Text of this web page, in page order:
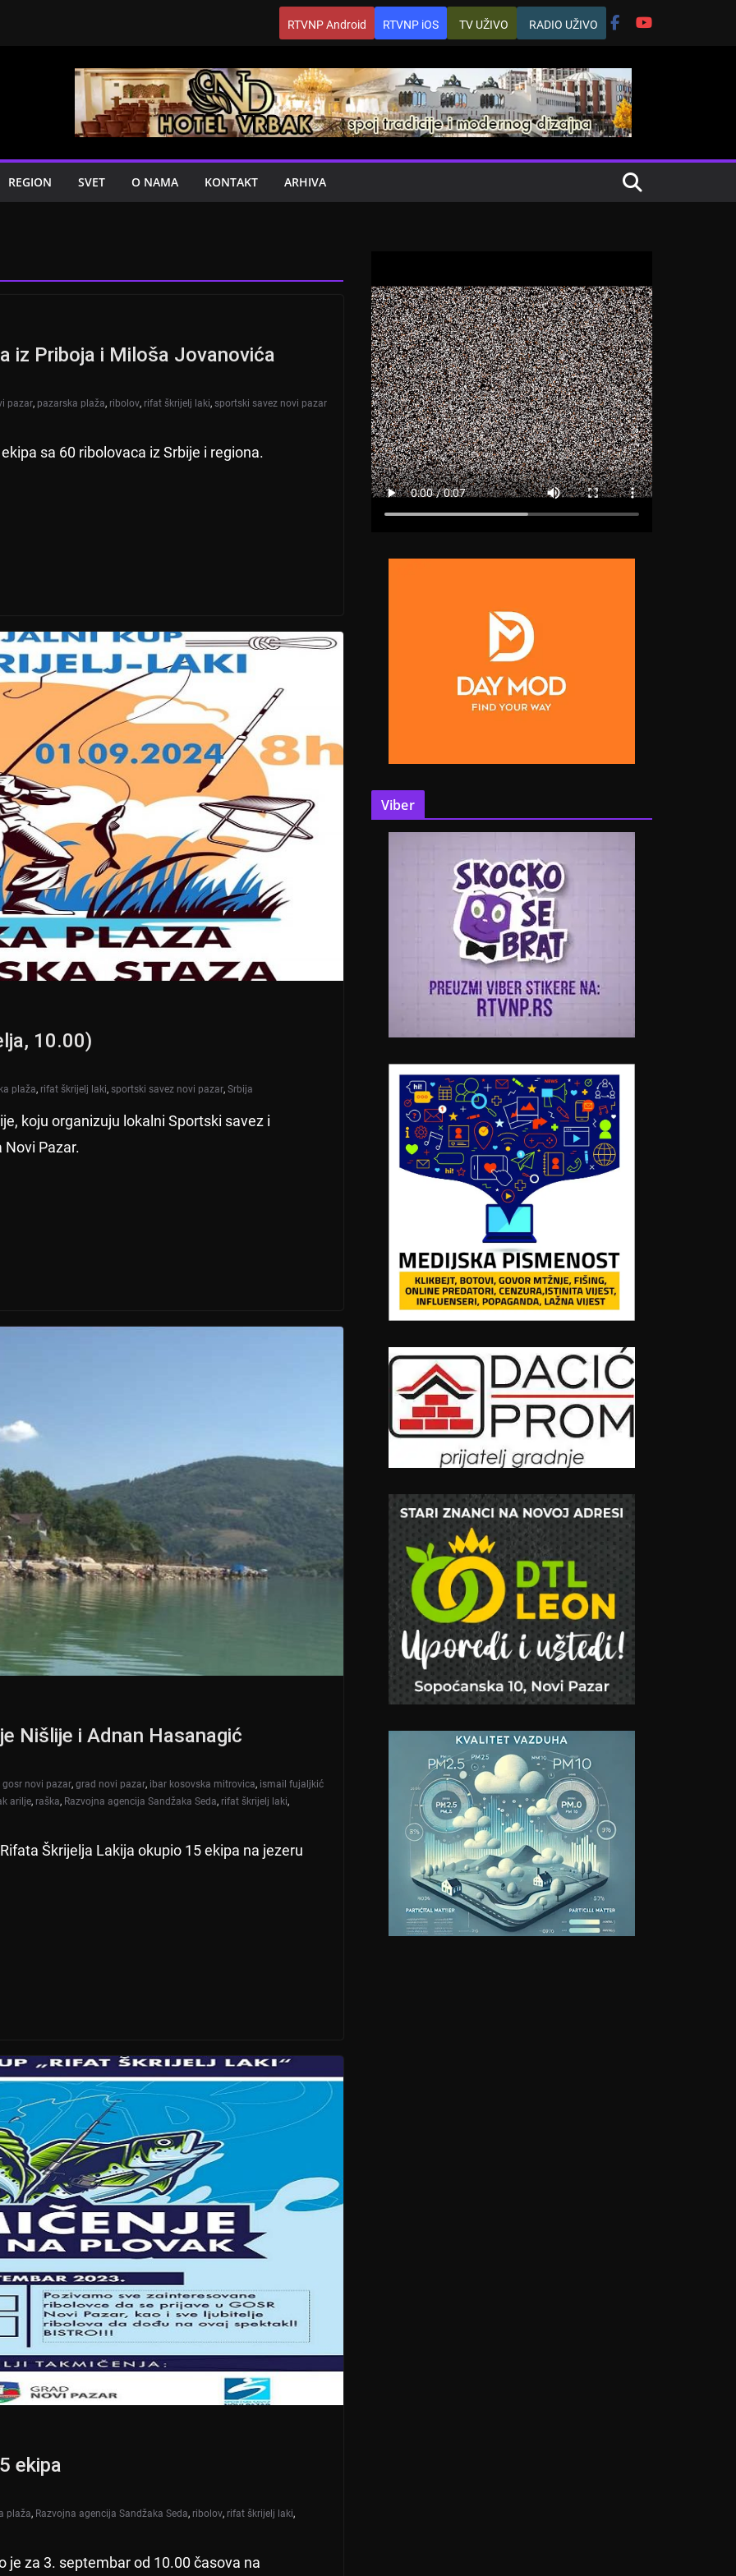
RTVNP Android RTVNP iOS TV UŽIVO RADIO UŽIVO
REGION SVET O NAMA KONTAKT ARHIVA
iz Priboja i Miloša Jovanovića
pazar, pazarska plaža, ribolov, rifat škrijelj laki, sportski savez novi pazar
sa 60 ribolovaca iz Srbije i regiona.
10.00)
plaža, rifat škrijelj laki, sportski savez novi pazar, Srbija
koju organizuju lokalni Sportski savez i
Pazar.
Nišlije i Adnan Hasanagić
gosr novi pazar, grad novi pazar, ibar kosovska mitrovica, ismail fujaljkić
arilje, raška, Razvojna agencija Sandžaka Seda, rifat škrijelj laki,
Škrijelja Lakija okupio 15 ekipa na jezeru
ekipa
plaža, Razvojna agencija Sandžaka Seda, ribolov, rifat škrijelj laki,
je za 3. septembar od 10.00 časova na
Viber